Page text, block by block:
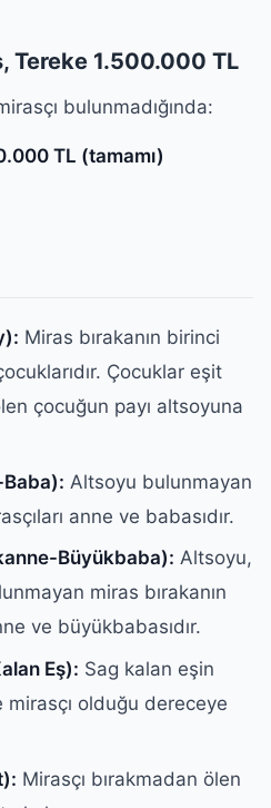
Tereke 1.500.000 TL
bulunmadığında:
TL (tamamı)
Miras bırakanın birinci
Çocuklar eşit
çocuğun payı altsoyuna
Altsoyu bulunmayan
anne ve babasıdır.
Büyükbaba): Altsoyu,
miras bırakanın
ve büyükbabasıdır.
Eş): Sag kalan eşin
mirasçı olduğu dereceye
Mirasçı bırakmadan ölen